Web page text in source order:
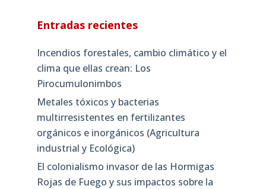
Entradas recientes
Incendios forestales, cambio climático y el
clima que ellas crean: Los
Pirocumulonimbos
Metales tóxicos y bacterias
multirresistentes en fertilizantes
orgánicos e inorgánicos (Agricultura
industrial y Ecológica)
El colonialismo invasor de las Hormigas
Rojas de Fuego y sus impactos sobre la